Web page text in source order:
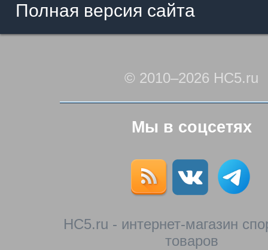
Полная версия сайта
© 2010–2026 HC5.ru
Мы в соцсетях
HC5.ru - интернет-магазин
товаров